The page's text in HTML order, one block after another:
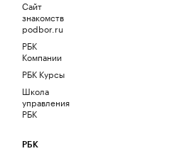
Сайт
знакомств
podbor.ru
РБК
Компании
РБК Курсы
Школа
управления
РБК
РБК